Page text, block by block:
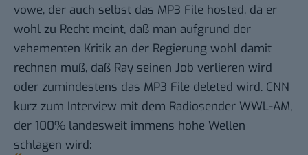
vowe, der auch selbst das MP3 File hosted, da er
wohl zu Recht meint, daß man aufgrund der
vehementen Kritik an der Regierung wohl damit
rechnen muß, daß Ray seinen Job verlieren wird
oder zumindestens das MP3 File deleted wird. CNN
kurz zum Interview mit dem Radiosender WWL-AM,
der 100% landesweit immens hohe Wellen
schlagen wird: